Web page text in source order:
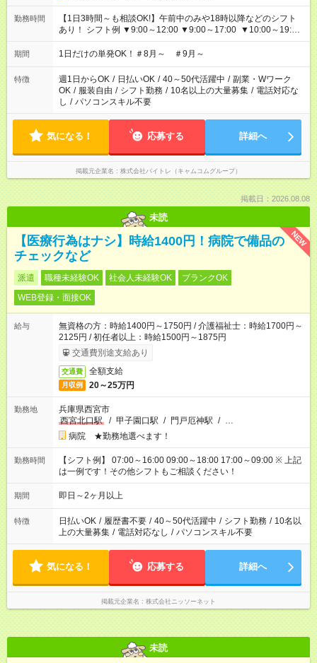
勤務時間
【1日3時間～も相談OK!】午前中のみや18時以降などのシフト
あり！ シフト例 ▼9:00～12:00 ▼9:00～17:00 ▼10:00～19:00
▼18:00～21:00
期間 1日だけの単発OK！＃8月～ ＃9月～
特徴 週1日からOK / 日払いOK / 40～50代活躍中 / 副業・Wワーク
OK / 服装自由 / シフト勤務 / 10名以上の大量募集 / 電話対応な
し / パソコンスキル不要
気になる！ 応募する 詳細へ
掲載元企業名 株式会社バイトレ（キャムコムグループ）
掲載日：2026.08.08
未読
NEW
【医療行為はナシ】時給1400円！病院で備品の
チェックなど
派遣 職種未経験OK 社会人未経験OK
ブランクOK
WEB登録・面接OK
給与
無資格の方：時給1400円～1750円 / 介護福祉士：時給1700円～
2125円 / 初任者以上：時給1500円～1875円
交通費別途支給あり
交通費 全額支給
月収例 20～25万円
勤務地
兵庫県西宮市
西宮北口駅
/ 甲子園口駅 / 門戸厄神駅 / …
病院 ★勤務地選べます！
勤務時間
【シフト例】 07:00～16:00 09:00～18:00 17:00～09:00 ※ 上記
は一例です！その他シフトもご相談ください！
期間 即日～2ヶ月以上
特徴 日払いOK / 履歴書不要 / 40～50代活躍中 / シフト勤務 / 10名以
上の大量募集 / 電話対応なし / パソコンスキル不要
気になる！ 応募する 詳細へ
掲載元企業名 株式会社ニッソーネット
未読